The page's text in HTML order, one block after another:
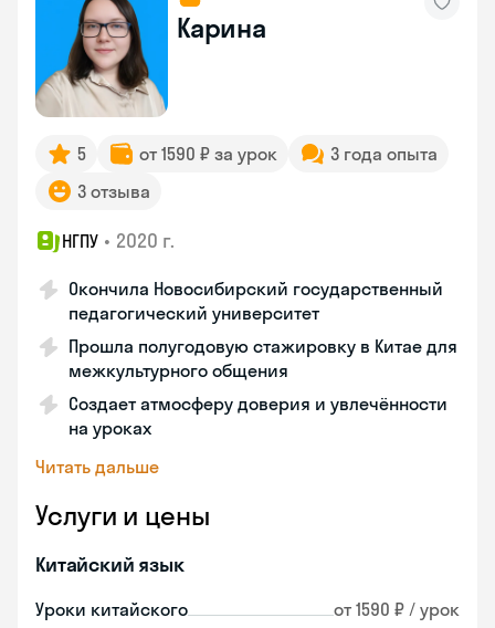
Карина
5 от 1590 ₽ за урок
3 года опыта
3 отзыва
НГПУ • 2020 г.
Окончила Новосибирский государственный
педагогический университет
Прошла полугодовую стажировку в Китае для
межкультурного общения
Создает атмосферу доверия и увлечённости
на уроках
Читать дальше
Услуги и цены
Китайский язык
Уроки китайского от 1590 ₽ / урок